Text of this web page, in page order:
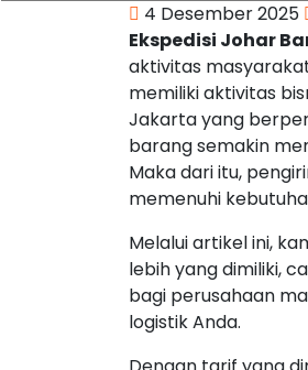
4 Desember 2025
Ekspedisi Johar
aktivitas
memiliki aktivitas
Jakarta yang
barang semakin
Maka dari itu,
memenuhi
Melalui artikel ini,
lebih yang dimiliki,
bagi perusahaan
logistik Anda.